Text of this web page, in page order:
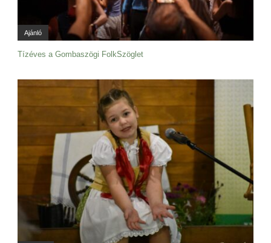
Ajánló
Tízéves a Gombaszögi FolkSzöglet